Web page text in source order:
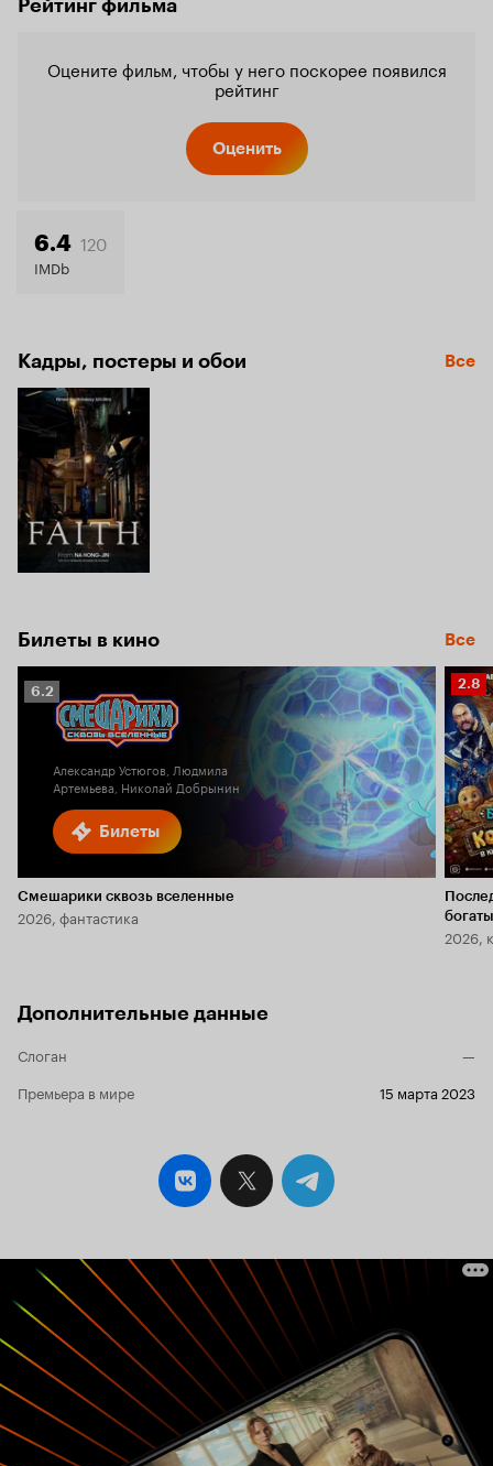
Рейтинг фильма
Оцените фильм, чтобы у него поскорее появился
рейтинг
Оценить
6.4 120
IMDb
Кадры, постеры и обои Все
Билеты в кино Все
Билеты
Рейтинг
Кинопоиска
6.2
Александр Устюгов, Людмила
Артемьева, Николай Добрынин
Смешарики сквозь вселенные
2026, фантастика
2.8
2.8
2026,
Дополнительные данные
Слоган
—
Премьера в мире
15 марта 2023